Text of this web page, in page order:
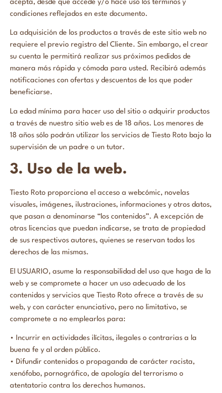
acepta, desde que accede y/o hace uso los términos y
condiciones reflejados en este documento.
La adquisición de los productos a través de este sitio web no
requiere el previo registro del Cliente. Sin embargo, el crear
su cuenta le permitirá realizar sus próximos pedidos de
manera más rápida y cómoda para usted. Recibirá además
notificaciones con ofertas y descuentos de los que poder
beneficiarse.
La edad mínima para hacer uso del sitio o adquirir productos
a través de nuestro sitio web es de 18 años. Los menores de
18 años sólo podrán utilizar los servicios de Tiesto Roto bajo la
supervisión de un padre o un tutor.
3. Uso de la web.
Tiesto Roto proporciona el acceso a webcómic, novelas
visuales, imágenes, ilustraciones, informaciones y otros datos,
que pasan a denominarse “los contenidos”. A excepción de
otras licencias que puedan indicarse, se trata de propiedad
de sus respectivos autores, quienes se reservan todos los
derechos de las mismas.
El USUARIO, asume la responsabilidad del uso que haga de la
web y se compromete a hacer un uso adecuado de los
contenidos y servicios que Tiesto Roto ofrece a través de su
web, y con carácter enunciativo, pero no limitativo, se
compromete a no emplearlos para:
• Incurrir en actividades ilícitas, ilegales o contrarias a la
buena fe y al orden público.
• Difundir contenidos o propaganda de carácter racista,
xenófobo, pornográfico, de apología del terrorismo o
atentatorio contra los derechos humanos.